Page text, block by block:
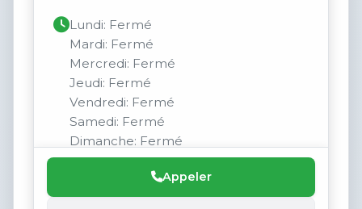
Lundi: Fermé
Mardi: Fermé
Mercredi: Fermé
Jeudi: Fermé
Vendredi: Fermé
Samedi: Fermé
Dimanche: Fermé
Appeler